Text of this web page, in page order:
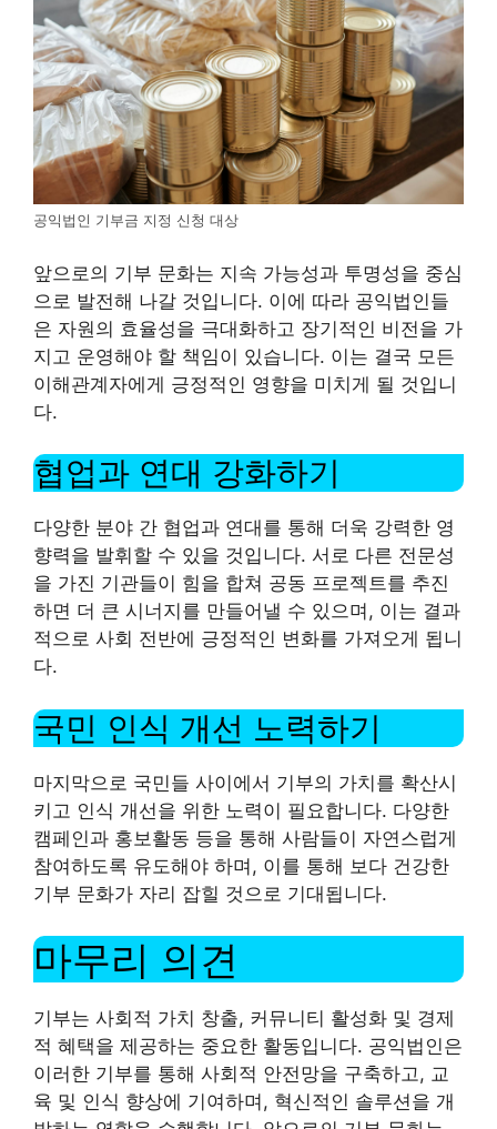
공익법인 기부금 지정 신청 대상
앞으로의 기부 문화는 지속 가능성과 투명성을 중심
으로 발전해 나갈 것입니다. 이에 따라 공익법인들
은 자원의 효율성을 극대화하고 장기적인 비전을 가
지고 운영해야 할 책임이 있습니다. 이는 결국 모든
이해관계자에게 긍정적인 영향을 미치게 될 것입니
다.
협업과 연대 강화하기
다양한 분야 간 협업과 연대를 통해 더욱 강력한 영
향력을 발휘할 수 있을 것입니다. 서로 다른 전문성
을 가진 기관들이 힘을 합쳐 공동 프로젝트를 추진
하면 더 큰 시너지를 만들어낼 수 있으며, 이는 결과
적으로 사회 전반에 긍정적인 변화를 가져오게 됩니
다.
국민 인식 개선 노력하기
마지막으로 국민들 사이에서 기부의 가치를 확산시
키고 인식 개선을 위한 노력이 필요합니다. 다양한
캠페인과 홍보활동 등을 통해 사람들이 자연스럽게
참여하도록 유도해야 하며, 이를 통해 보다 건강한
기부 문화가 자리 잡힐 것으로 기대됩니다.
마무리 의견
기부는 사회적 가치 창출, 커뮤니티 활성화 및 경제
적 혜택을 제공하는 중요한 활동입니다. 공익법인은
이러한 기부를 통해 사회적 안전망을 구축하고, 교
육 및 인식 향상에 기여하며, 혁신적인 솔루션을 개